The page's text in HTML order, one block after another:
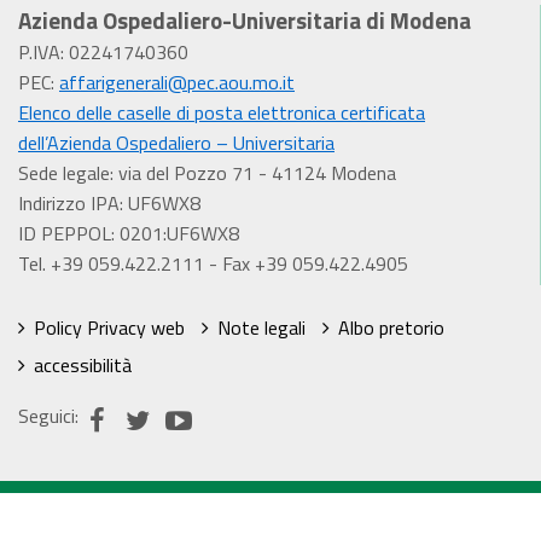
Azienda Ospedaliero-Universitaria di Modena
P.IVA: 02241740360
PEC: affarigenerali@pec.aou.mo.it
Elenco delle caselle di posta elettronica certificata
dell’Azienda Ospedaliero – Universitaria
Sede legale: via del Pozzo 71 - 41124 Modena
Indirizzo IPA: UF6WX8
ID PEPPOL: 0201:UF6WX8
Tel. +39 059.422.2111 - Fax +39 059.422.4905
Policy Privacy web Note legali
Albo pretorio
accessibilità
Seguici: